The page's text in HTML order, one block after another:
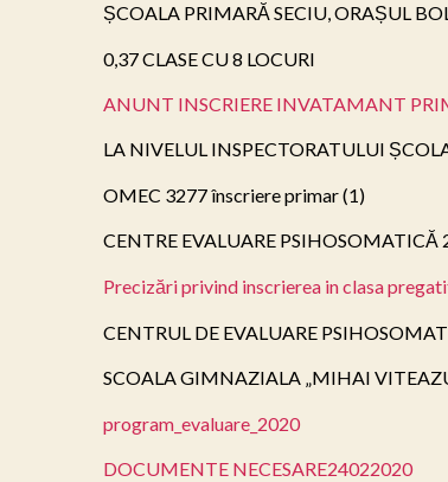
ȘCOALA PRIMARĂ SECIU, ORAȘUL
0,37 CLASE CU 8 LOCURI
ANUNT INSCRIERE INVATAMANT
LA NIVELUL INSPECTORATULUI
OMEC 3277 înscriere primar (1)
CENTRE EVALUARE PSIHOSOMATICĂ
Precizări privind inscrierea in clasa
CENTRUL DE EVALUARE
SCOALA GIMNAZIALA „MIHAI
program_evaluare_2020
DOCUMENTE NECESARE24022020